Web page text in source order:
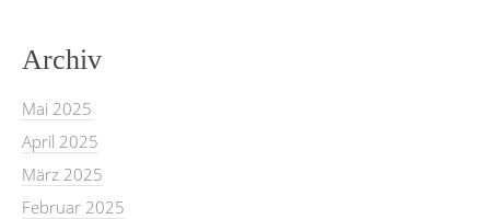
Archiv
Mai 2025
April 2025
März 2025
Februar 2025